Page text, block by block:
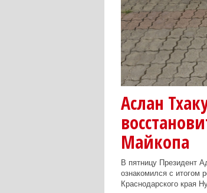
Аслан
Майкопа
В пятницу Президент
ознакомился с итогом
Краснодарского края